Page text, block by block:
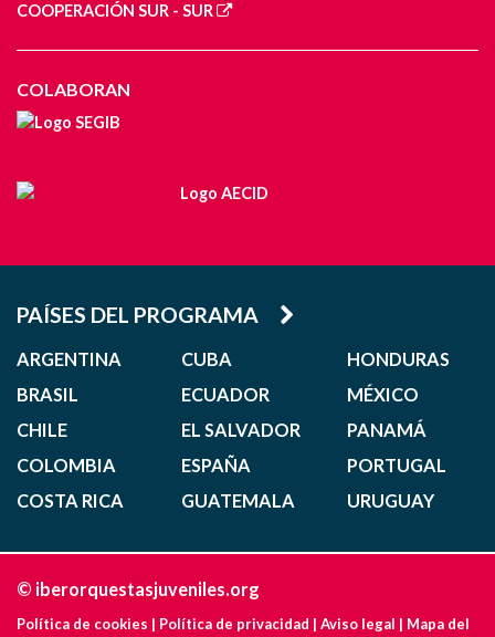
COOPERACIÓN SUR - SUR
COLABORAN
PAÍSES DEL PROGRAMA
ARGENTINA
BRASIL
CHILE
COLOMBIA
COSTA RICA
CUBA
ECUADOR
EL SALVADOR
ESPAÑA
GUATEMALA
HONDURAS
MÉXICO
PANAMÁ
PORTUGAL
URUGUAY
© iberorquestasjuveniles.org
Política de cookies | Política de privacidad | Aviso legal | Mapa del